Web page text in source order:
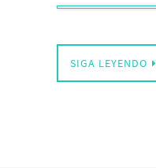
SIGA LEYENDO